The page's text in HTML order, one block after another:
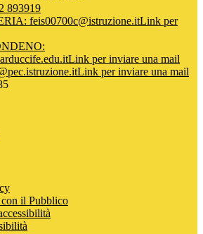
893919
feis00700c@istruzione.itLink per
Link per inviare una mail
Link per inviare una mail
il Pubblico